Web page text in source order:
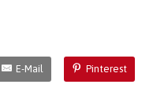
E-Mail Pinterest